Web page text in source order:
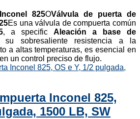
825OVálvula de puerta de
Es una válvula de compuerta común
, a specific Aleación a base de
su sobresaliente resistencia a la
a altas temperaturas, es esencial en
un control preciso de flujo.
Inconel 825,
1500 LB, SW